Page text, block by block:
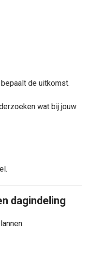
de uitkomst.
wat bij jouw
dagindeling